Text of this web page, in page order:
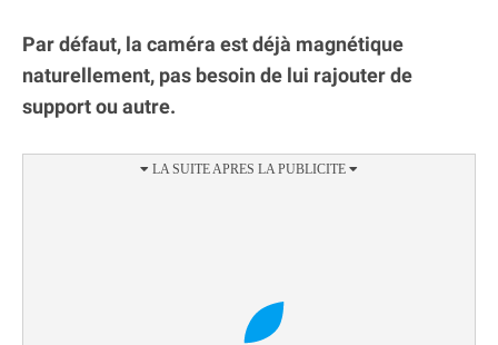
Par défaut, la caméra est déjà magnétique
naturellement, pas besoin de lui rajouter de
support ou autre.